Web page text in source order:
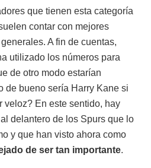
que tienen esta categoría
contar con mejores
A fin de cuentas,
utilizado los números para
de otro modo estarían
de bueno sería Harry Kane si
veloz? En este sentido, hay
delantero de los Spurs que lo
y que han visto ahora como
de ser tan importante.